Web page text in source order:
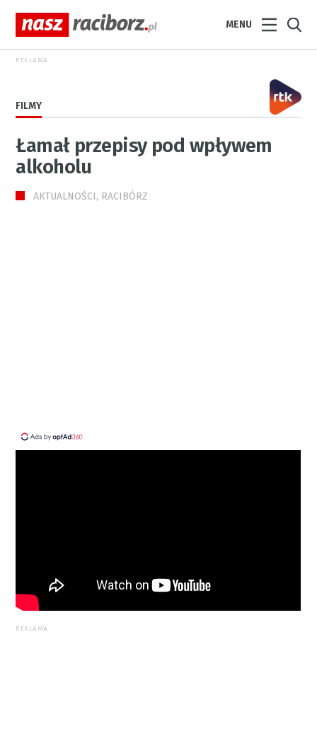
MENU
REKLAMA
FILMY
Łamał przepisy pod wpływem
alkoholu
AKTUALNOŚCI, RACIBÓRZ
REKLAMA